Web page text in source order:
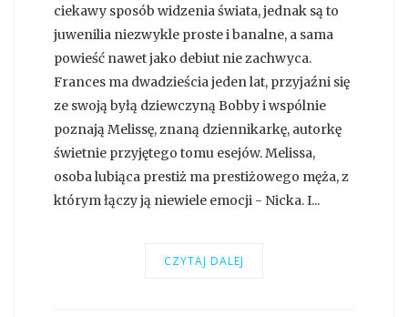
ciekawy sposób widzenia świata, jednak są to
juwenilia niezwykle proste i banalne, a sama
powieść nawet jako debiut nie zachwyca.
Frances ma dwadzieścia jeden lat, przyjaźni się
ze swoją byłą dziewczyną Bobby i wspólnie
poznają Melissę, znaną dziennikarkę, autorkę
świetnie przyjętego tomu esejów. Melissa,
osoba lubiąca prestiż ma prestiżowego męża, z
którym łączy ją niewiele emocji - Nicka. I...
CZYTAJ DALEJ